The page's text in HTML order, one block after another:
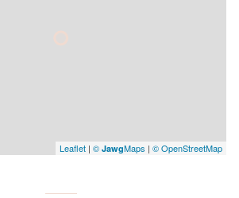
Leaflet | © JawgMaps | © OpenStreetMap